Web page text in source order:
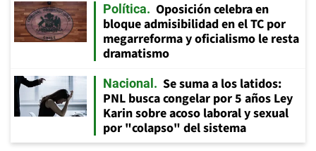
Política
Oposición celebra en
bloque admisibilidad en el TC por
megarreforma y oficialismo le resta
dramatismo
Nacional
Se suma a los latidos:
PNL busca congelar por 5 años Ley
Karin sobre acoso laboral y sexual
por "colapso" del sistema